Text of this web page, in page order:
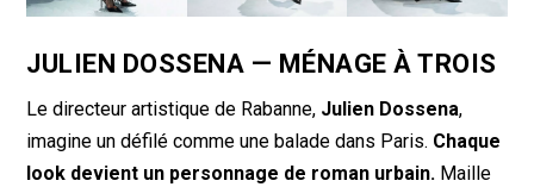
JULIEN DOSSENA — MÉNAGE À TROIS
Le directeur artistique de Rabanne, Julien Dossena,
imagine un défilé comme une balade dans Paris. Chaque
look devient un personnage de roman urbain. Maille